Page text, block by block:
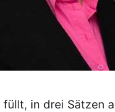
in drei Sätzen